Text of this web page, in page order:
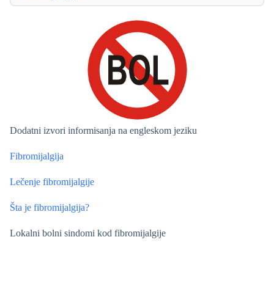
Dodatni izvori informisanja na engleskom jeziku
Fibromijalgija
Lečenje fibromijalgije
Šta je fibromijalgija?
Lokalni bolni sindomi kod fibromijalgije